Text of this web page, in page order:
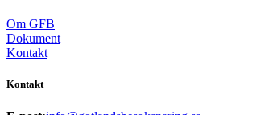
Om GFB
Dokument
Kontakt
Kontakt